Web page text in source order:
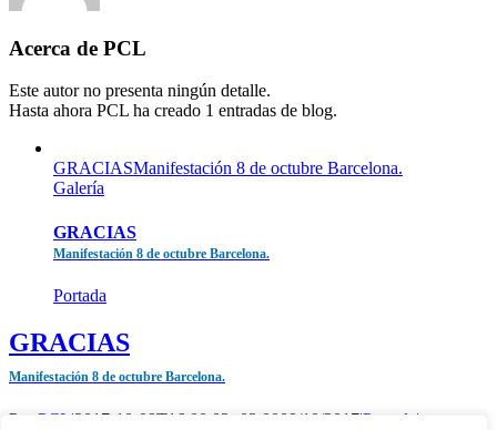
Acerca de PCL
Este autor no presenta ningún detalle.
Hasta ahora PCL ha creado 1 entradas de blog.
GRACIASManifestación 8 de octubre Barcelona.
Galería
GRACIAS
Manifestación 8 de octubre Barcelona.
Portada
GRACIAS
Manifestación 8 de octubre Barcelona.
Por PCL |2017-10-09T16:00:02+02:00 09/10/2017|Portada |